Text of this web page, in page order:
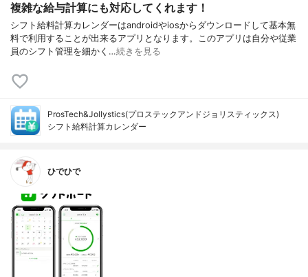
複雑な給与計算にも対応してくれます！
シフト給料計算カレンダーはandroidやiosからダウンロードして基本無
料で利用することが出来るアプリとなります。このアプリは自分や従業
員のシフト管理を細かく…続きを見る
ProsTech&Jollystics(プロステックアンドジョリスティックス)
シフト給料計算カレンダー
ひでひで